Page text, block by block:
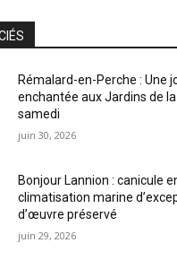
Rémalard-en-Perche : Une
enchantée aux Jardins de
samedi
juin 30, 2026
Bonjour Lannion : canicule
climatisation marine
d’œuvre préservé
juin 29, 2026